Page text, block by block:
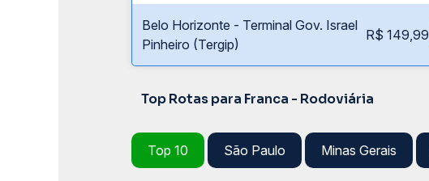
Belo Horizonte - Terminal Gov. Israel
Pinheiro (Tergip)
R$ 149,99
Top Rotas para Franca - Rodoviária
Top 10 São Paulo Minas Gerais